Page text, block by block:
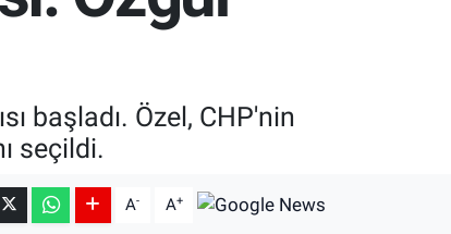
başladı. Özel, CHP'nin
seçildi.
A- A+